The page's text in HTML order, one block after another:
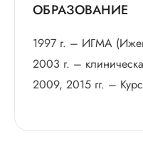
ОБРАЗОВАНИЕ
1997 г. – ИГМА
2003 г. –
2009, 2015 гг. –